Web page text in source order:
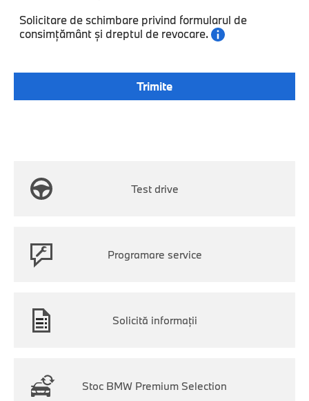
Solicitare de schimbare privind formularul de
consimțământ și dreptul de revocare.
Test drive
Programare service
Solicită informaţii
Stoc BMW Premium Selection